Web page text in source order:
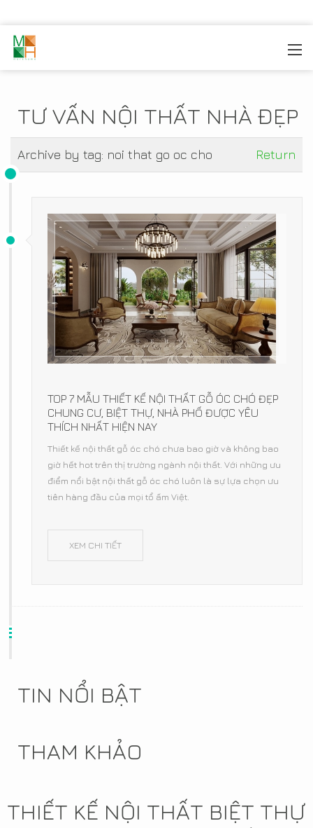
TƯ VẤN NỘI THẤT NHÀ ĐẸP
Archive by tag: noi that go oc cho Return
TOP 7 MẪU THIẾT KẾ NỘI THẤT GỖ ÓC CHÓ ĐẸP
CHUNG CƯ, BIỆT THỰ, NHÀ PHỐ ĐƯỢC YÊU
THÍCH NHẤT HIỆN NAY
Thiết kế nội thất gỗ óc chó chưa bao giờ và không bao
giờ hết hot trên thị trường ngành nội thất. Với những ưu
điểm nổi bật nội thất gỗ óc chó luôn là sự lựa chọn ưu
tiên hàng đầu của mọi tổ ấm Việt.
XEM CHI TIẾT
TIN NỔI BẬT
THAM KHẢO
THIẾT KẾ NỘI THẤT BIỆT THỰ